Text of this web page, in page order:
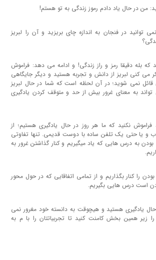
من در حال یاد دادم رموز زندگی به تو هستم!
توانید در فنجان به اندازه چای بریزید و آن را لبریز
بله دقیقا رمز و راز زندگی! و ادامه می دهد: فراموش
می کنی لبریز از دانش و تجربه هستید و دیگر جایگاهی
قائل نمی شوید؛ در آن لحظه است که شما در حال لبریز
به معنای غرور بیش از حد و متوقف کردن یادگیری
فراموش نکنید که ما هر روز در حال یادگیری هستیم؛ از
کتاب و یا حتی یک تلفن ساده با دوست قدیمی. تنها تفاوتی
به درس هایی که یاد میگیریم و کنار گذاشتن غرور به
را کنار بگذاریم و از تمامی اتفاقایی که در حول محور
است درس هایی بگیریم.
یادگیری هستید و هیچوقت به دانسته خود مغرور نمی
زیر همین بخش کامنت کنید تا تجربیاتتان را با م به